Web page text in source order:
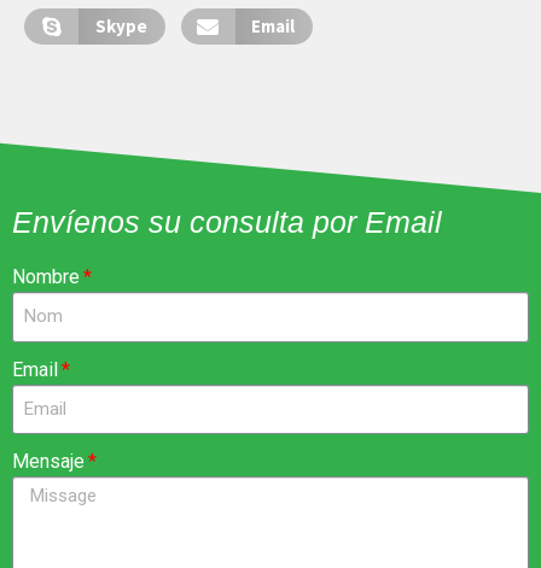
Skype Email
Envíenos su consulta por Email
Nombre
Email
Mensaje